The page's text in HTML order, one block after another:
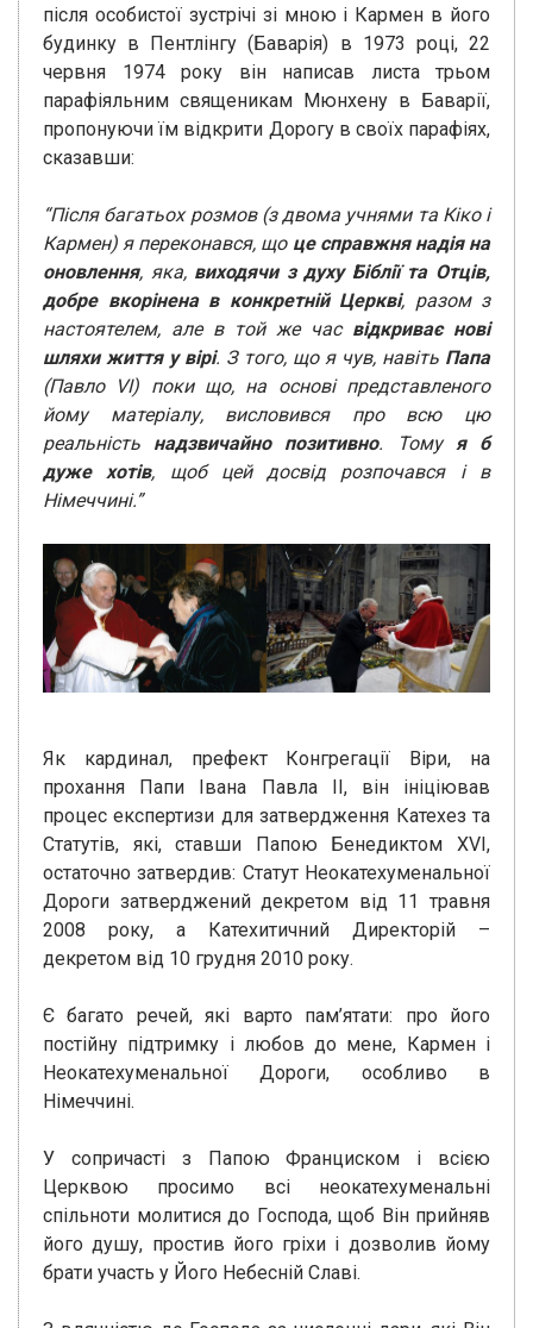
після особистої зустрічі зі мною і Кармен в його
будинку в Пентлінгу (Баварія) в 1973 році, 22
червня 1974 року він написав листа трьом
парафіяльним священикам Мюнхену в Баварії,
пропонуючи їм відкрити Дорогу в своїх парафіях,
сказавши:
“Після багатьох розмов (з двома учнями та Кіко і
Кармен) я переконався, що це справжня надія на
оновлення, яка, виходячи з духу Біблії та Отців,
добре вкорінена в конкретній Церкві, разом з
настоятелем, але в той же часвідкриває нові
шляхи життя у вірі. З того, що я чув, навіть Папа
(Павло VI) поки що, на основі представленого
йому матеріалу, висловився про всю цю
реальність надзвичайно позитивно. Тому я б
дуже хотів, щоб цей досвід розпочався і в
Німеччині.”
Як кардинал, префект Конгрегації Віри, на
прохання Папи Івана Павла ІІ, він ініціював
процес експертизи для затвердження Катехез та
Статутів, які, ставши Папою Бенедиктом XVI,
остаточно затвердив: Статут Неокатехуменальної
Дороги затверджений декретом від 11 травня
2008 року, а Катехитичний Директорій –
декретом від 10 грудня 2010 року.
Є багато речей, які варто пам’ятати: про його
постійну підтримку і любов до мене, Кармен і
Неокатехуменальної Дороги, особливо в
Німеччині.
У сопричасті з Папою Франциском і всією
Церквою просимо всі неокатехуменальні
спільноти молитися до Господа, щоб Він прийняв
його душу, простив його гріхи і дозволив йому
брати участь у Його Небесній Славі.